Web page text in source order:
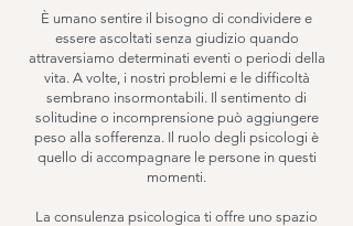
È umano sentire il bisogno di condividere e
essere ascoltati senza giudizio quando
attraversiamo determinati eventi o periodi della
vita. A volte, i nostri problemi e le difficoltà
sembrano insormontabili. Il sentimento di
solitudine o incomprensione può aggiungere
peso alla sofferenza. Il ruolo degli psicologi è
quello di accompagnare le persone in questi
momenti.
La consulenza psicologica ti offre uno spazio